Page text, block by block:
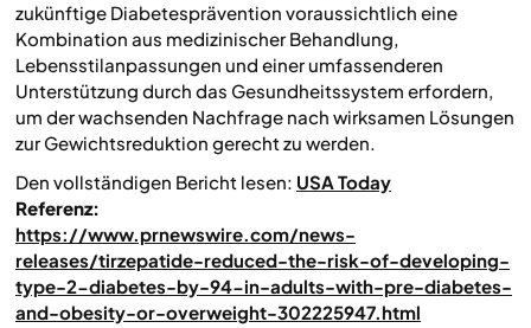
zukünftige Diabetesprävention voraussichtlich eine
Kombination aus medizinischer Behandlung,
Lebensstilanpassungen und einer umfassenderen
Unterstützung durch das Gesundheitssystem erfordern,
um der wachsenden Nachfrage nach wirksamen Lösungen
zur Gewichtsreduktion gerecht zu werden.
Den vollständigen Bericht lesen: USA Today
Referenz:
https://www.prnewswire.com/news-
releases/tirzepatide-reduced-the-risk-of-developing-
type-2-diabetes-by-94-in-adults-with-pre-diabetes-
and-obesity-or-overweight-302225947.html